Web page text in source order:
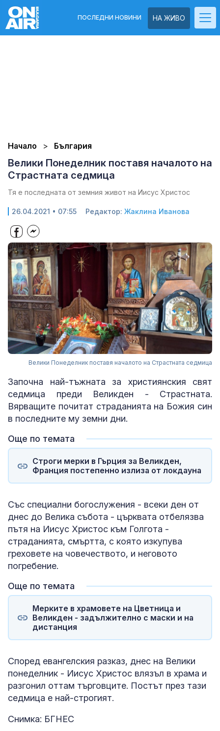
НА ЖИВО
ПОСЛЕДНИ НОВИНИ
Начало България
Велики Понеделник поставя началото на
Страстната седмица
Тя е последната от земния живот на Иисус Христос
26.04.2021 • 07:55 Редактор: Жаклина Иванова
Велики Понеделник поставя началото на Страстната седмица
Започна най-тъжната за християнския свят
седмица преди Великден - Страстната.
Вярващите почитат страданията на Божия син
в последните му земни дни.
Още по темата
Строги мерки в Гърция за Великден,
Франция постепенно излиза от локдауна
Със специални богослужения - всеки ден от
днес до Велика събота - църквата отбелязва
пътя на Иисус Христос към Голгота -
страданията, смъртта, с която изкупува
греховете на човечеството, и неговото
погребение.
Още по темата
Мерките в храмовете на Цветница и
Великден - задължително с маски и на
дистанция
Според евангелския разказ, днес на Велики
понеделник - Иисус Христос влязъл в храма и
разгонил оттам търговците. Постът през тази
седмица е най-строгият.
Снимка: БГНЕС